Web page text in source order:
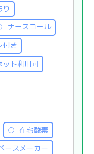
ナースコール
付き
ット利用可
在宅酸素
ースメーカー